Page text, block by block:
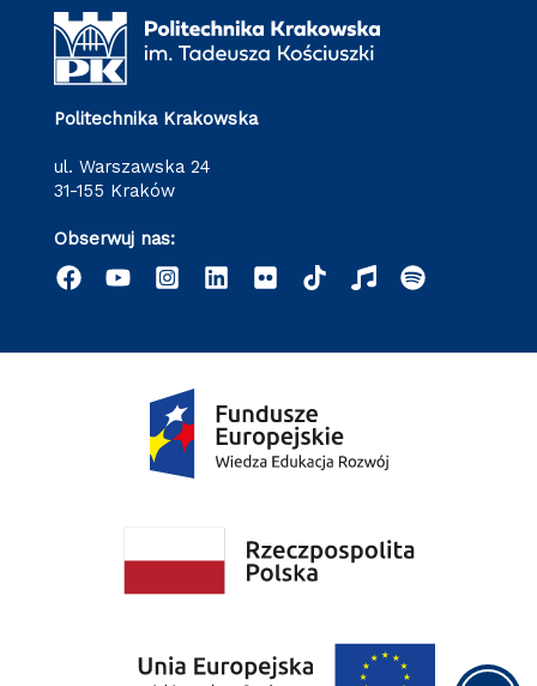
Politechnika Krakowska
ul. Warszawska 24
31-155 Kraków
Obserwuj nas: